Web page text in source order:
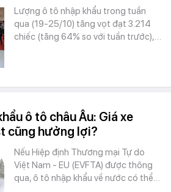
Lượng ô tô nhập khẩu trong tuần
qua (19-25/10) tăng vọt đạt 3.214
chiếc (tăng 64% so với tuần trước),…
ô tô châu Âu: Giá xe
cũng hưởng lợi?
Nếu Hiệp định Thương mại Tự do
Việt Nam - EU (EVFTA) được thông
qua, ô tô nhập khẩu về nước có thể…